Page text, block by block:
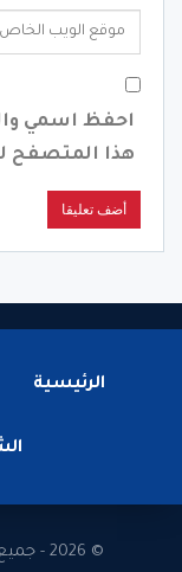
احفظ اسمي
هذا المتصفح
الرئيسية
© 2026 - جميع الحقوق محفوظة لموقع.الساعة برس.